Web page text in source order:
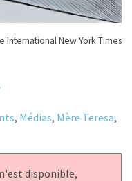
International New York Times
, Médias, Mère Teresa,
disponible,